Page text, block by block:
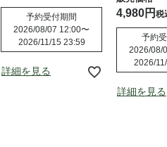
予約受付期間
2026/08/07 12:00〜
2026/11/15 23:59
詳細を見る
4,980 税
予約
2026/08/
2026/
詳細を見る